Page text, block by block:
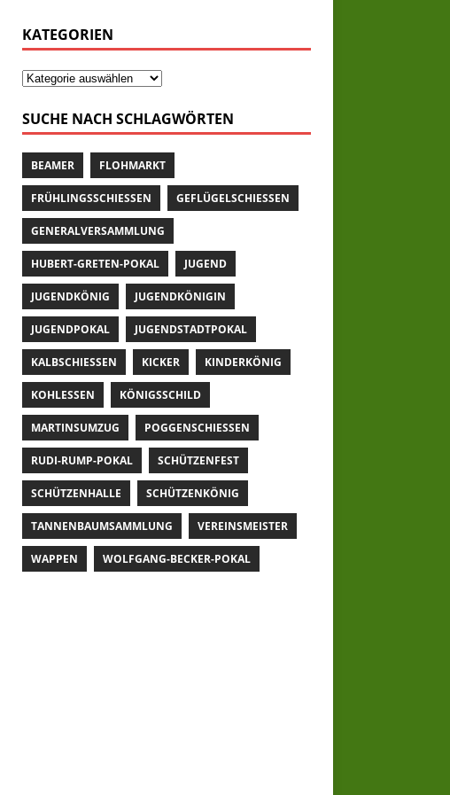
KATEGORIEN
SUCHE NACH SCHLAGWÖRTEN
BEAMER FLOHMARKT
FRÜHLINGSSCHIESSEN GEFLÜGELSCHIESSEN
GENERALVERSAMMLUNG
HUBERT-GRETEN-POKAL JUGEND
JUGENDKÖNIG JUGENDKÖNIGIN
JUGENDPOKAL JUGENDSTADTPOKAL
KALBSCHIESSEN KICKER KINDERKÖNIG
KOHLESSEN KÖNIGSSCHILD
MARTINSUMZUG POGGENSCHIESSEN
RUDI-RUMP-POKAL SCHÜTZENFEST
SCHÜTZENHALLE SCHÜTZENKÖNIG
TANNENBAUMSAMMLUNG VEREINSMEISTER
WAPPEN WOLFGANG-BECKER-POKAL